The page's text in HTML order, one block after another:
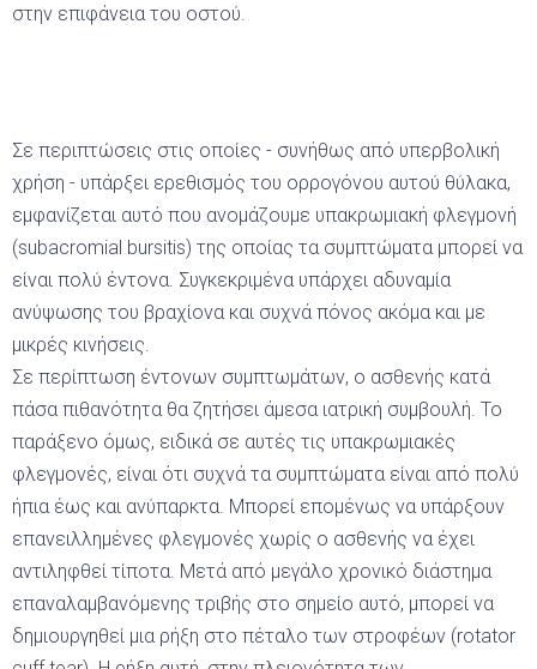
στην επιφάνεια του οστού.
Σε περιπτώσεις στις οποίες - συνήθως από υπερβολική
χρήση - υπάρξει ερεθισμός του ορρογόνου αυτού θύλακα,
εμφανίζεται αυτό που ανομάζουμε υπακρωμιακή φλεγμονή
(subacromial bursitis) της οποίας τα συμπτώματα μπορεί να
είναι πολύ έντονα. Συγκεκριμένα υπάρχει αδυναμία
ανύψωσης του βραχίονα και συχνά πόνος ακόμα και με
μικρές κινήσεις.
Σε περίπτωση έντονων συμπτωμάτων, ο ασθενής κατά
πάσα πιθανότητα θα ζητήσει άμεσα ιατρική συμβουλή. Το
παράξενο όμως, ειδικά σε αυτές τις υπακρωμιακές
φλεγμονές, είναι ότι συχνά τα συμπτώματα είναι από πολύ
ήπια έως και ανύπαρκτα. Μπορεί επομένως να υπάρξουν
επανειλλημένες φλεγμονές χωρίς ο ασθενής να έχει
αντιληφθεί τίποτα. Μετά από μεγάλο χρονικό διάστημα
επαναλαμβανόμενης τριβής στο σημείο αυτό, μπορεί να
δημιουργηθεί μια ρήξη στο πέταλο των στροφέων (rotator